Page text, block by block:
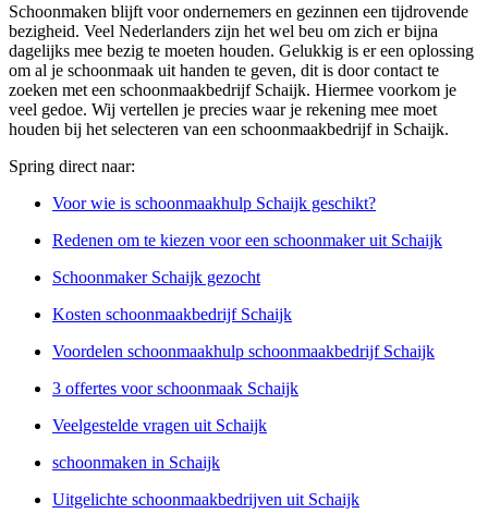
Schoonmaken blijft voor ondernemers en gezinnen een tijdrovende
bezigheid. Veel Nederlanders zijn het wel beu om zich er bijna
dagelijks mee bezig te moeten houden. Gelukkig is er een oplossing
om al je schoonmaak uit handen te geven, dit is door contact te
zoeken met een schoonmaakbedrijf Schaijk. Hiermee voorkom je
veel gedoe. Wij vertellen je precies waar je rekening mee moet
houden bij het selecteren van een schoonmaakbedrijf in Schaijk.
Spring direct naar:
Voor wie is schoonmaakhulp Schaijk geschikt?
Redenen om te kiezen voor een schoonmaker uit Schaijk
Schoonmaker Schaijk gezocht
Kosten schoonmaakbedrijf Schaijk
Voordelen schoonmaakhulp schoonmaakbedrijf Schaijk
3 offertes voor schoonmaak Schaijk
Veelgestelde vragen uit Schaijk
schoonmaken in Schaijk
Uitgelichte schoonmaakbedrijven uit Schaijk